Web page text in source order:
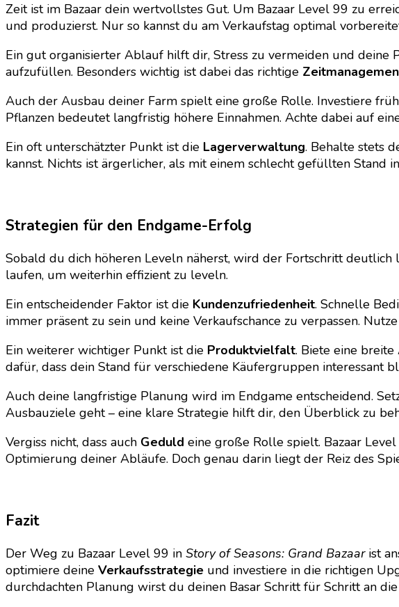
Zeit ist im Bazaar dein wertvollstes Gut. Um Bazaar Level 99 zu
und produzierst. Nur so kannst du am Verkaufstag optimal
Ein gut organisierter Ablauf hilft dir, Stress zu vermeiden und deine
aufzufüllen. Besonders wichtig ist dabei das richtige
Auch der Ausbau deiner Farm spielt eine große Rolle. Investiere
Pflanzen bedeutet langfristig höhere Einnahmen. Achte dabei auf
Ein oft unterschätzter Punkt ist die Lagerverwaltung. Behalte stets
kannst. Nichts ist ärgerlicher, als mit einem schlecht gefüllten Stand
Strategien für den Endgame-Erfolg
Sobald du dich höheren Leveln näherst, wird der Fortschritt
laufen, um weiterhin effizient zu leveln.
Ein entscheidender Faktor ist die Kundenzufriedenheit. Schnelle
immer präsent zu sein und keine Verkaufschance zu verpassen.
Ein weiterer wichtiger Punkt ist die Produktvielfalt. Biete eine
dafür, dass dein Stand für verschiedene Käufergruppen interessant
Auch deine langfristige Planung wird im Endgame entscheidend.
Ausbauziele geht – eine klare Strategie hilft dir, den Überblick zu
Vergiss nicht, dass auch Geduld eine große Rolle spielt. Bazaar
Optimierung deiner Abläufe. Doch genau darin liegt der Reiz des
Fazit
Der Weg zu Bazaar Level 99 in Story of Seasons: Grand Bazaarist
optimiere deine Verkaufsstrategie und investiere in die richtigen
durchdachten Planung wirst du deinen Basar Schritt für Schritt an